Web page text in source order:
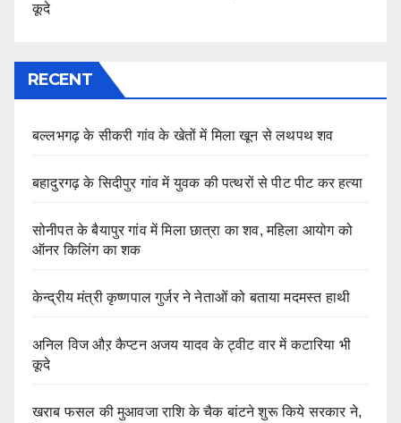
कूदे
RECENT
बल्लभगढ़ के सीकरी गांव के खेतों में मिला खून से लथपथ शव
बहादुरगढ़ के सिदीपुर गांव में युवक की पत्थरों से पीट पीट कर हत्या
सोनीपत के बैयापुर गांव में मिला छात्रा का शव, महिला आयोग को
ऑनर किलिंग का शक
केन्द्रीय मंत्री कृष्णपाल गुर्जर ने नेताओं को बताया मदमस्त हाथी
अनिल विज औऱ कैप्टन अजय यादव के ट्वीट वार में कटारिया भी
कूदे
खराब फसल की मुआवजा राशि के चैक बांटने शुरू किये सरकार ने,